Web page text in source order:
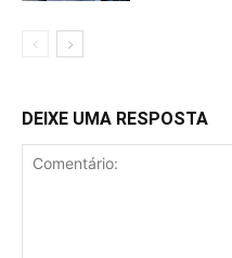
DEIXE UMA RESPOSTA